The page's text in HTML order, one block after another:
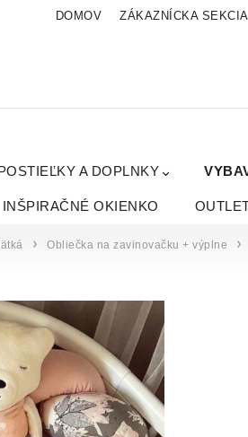
DOMOV ZÁKAZNÍCKA SEKCIA
A DOPLNKY
INŠPIRAČNÉ OKIENKO
Obliečka na zavinovačku + výplne